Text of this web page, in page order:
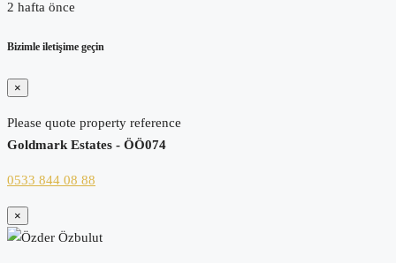
2 hafta önce
Bizimle iletişime geçin
×
Please quote property reference
Goldmark Estates - ÖÖ074
0533 844 08 88
×